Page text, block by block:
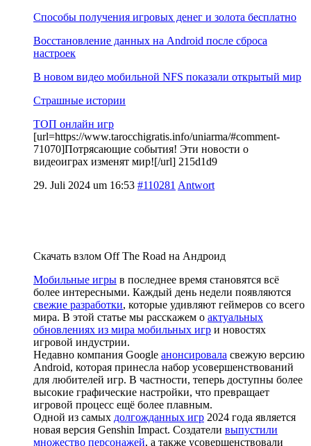
Способы получения игровых денег и золота бесплатно
Восстановление данных на Android после сброса
настроек
В новом видео мобильной NFS показали открытый мир
Страшные истории
ТОП онлайн игр
[url=https://www.tarocchigratis.info/uniarma/#comment-
71070]Потрясающие события! Эти новости о
видеоиграх изменят мир![/url] 215d1d9
29. Juli 2024 um 16:53 #110281 Antwort
Скачать взлом Off The Road на Андроид
Мобильные игры в последнее время становятся всё
более интересными. Каждый день недели появляются
свежие разработки, которые удивляют геймеров со всего
мира. В этой статье мы расскажем о актуальных
обновлениях из мира мобильных игр и новостях
игровой индустрии.
Недавно компания Google анонсировала свежую версию
Android, которая принесла набор усовершенствований
для любителей игр. В частности, теперь доступны более
высокие графические настройки, что превращает
игровой процесс ещё более плавным.
Одной из самых долгожданных игр 2024 года является
новая версия Genshin Impact. Создатели выпустили
множество персонажей, а также усовершенствовали